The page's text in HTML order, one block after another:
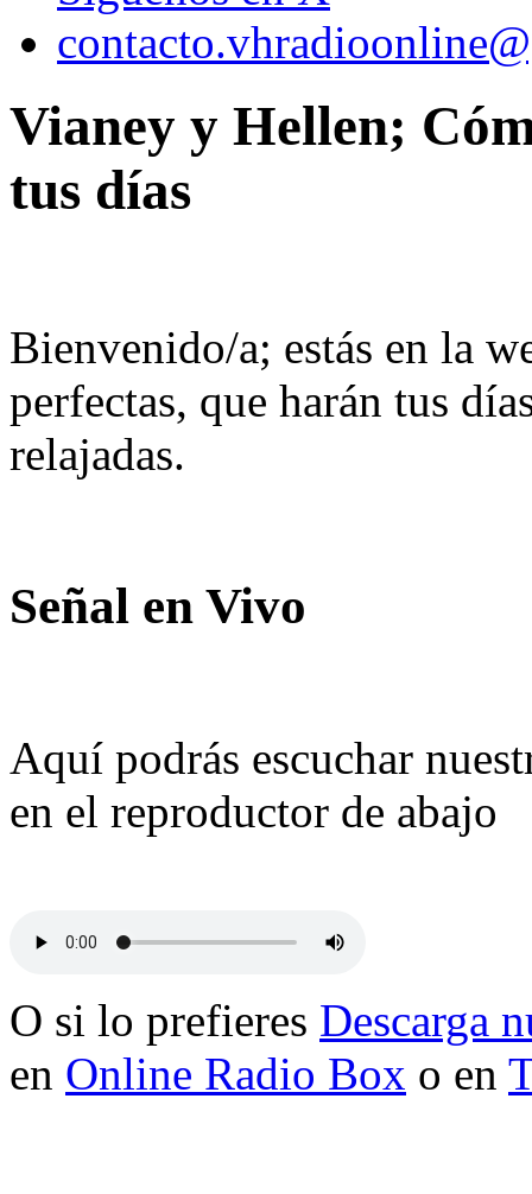
Vianey y Hellen;
tus días
Bienvenido/a; estás en la
perfectas, que harán tus
relajadas.
Señal en Vivo
Aquí podrás escuchar
en el reproductor de abajo
O si lo prefieres Descarga
en Online Radio Box o en